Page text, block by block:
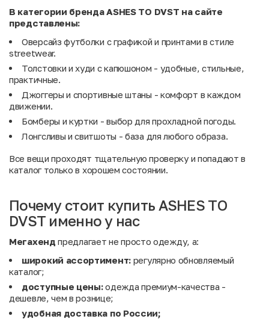
В категории бренда ASHES TO DVST на сайте
представлены:
Оверсайз футболки с графикой и принтами в стиле
streetwear.
Толстовки и худи с капюшоном - удобные, стильные,
практичные.
Джоггеры и спортивные штаны - комфорт в каждом
движении.
Бомберы и куртки - выбор для прохладной погоды.
Лонгсливы и свитшоты - база для любого образа.
Все вещи проходят тщательную проверку и попадают в
каталог только в хорошем состоянии.
Почему стоит купить ASHES TO
DVST именно у нас
Мегахенд предлагает не просто одежду, а:
широкий ассортимент: регулярно обновляемый
каталог;
доступные цены:одежда премиум-качества -
дешевле, чем в рознице;
удобная доставка по России;